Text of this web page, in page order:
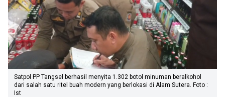
Satpol PP Tangsel berhasil menyita 1.302 botol minuman beralkohol
dari salah satu ritel buah modern yang berlokasi di Alam Sutera. Foto :
Ist